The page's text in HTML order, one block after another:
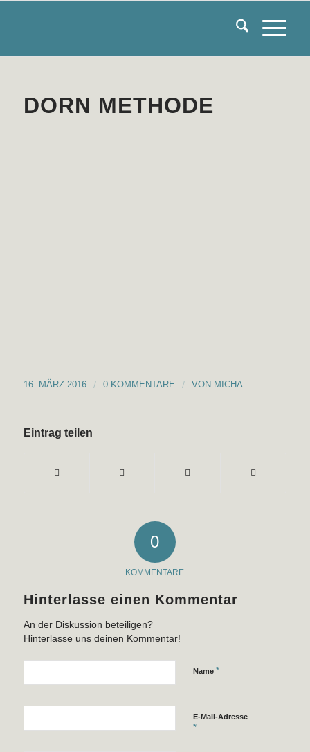
DORN METHODE
16. MÄRZ 2016 / 0 KOMMENTARE / VON MICHA
Eintrag teilen
0
KOMMENTARE
Hinterlasse einen Kommentar
An der Diskussion beteiligen?
Hinterlasse uns deinen Kommentar!
Name *
E-Mail-Adresse
*